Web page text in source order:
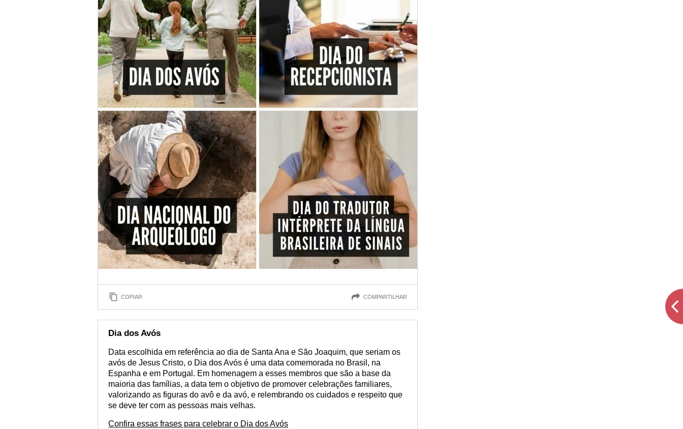
COPIAR COMPARTILHAR
Dia dos Avós
Data escolhida em referência ao dia de Santa Ana e São Joaquim, que seriam os
avós de Jesus Cristo, o Dia dos Avós é uma data comemorada no Brasil, na
Espanha e em Portugal. Em homenagem a esses membros que são a base da
maioria das famílias, a data tem o objetivo de promover celebrações familiares,
valorizando as figuras do avô e da avó, e relembrando os cuidados e respeito que
se deve ter com as pessoas mais velhas.
Confira essas frases para celebrar o Dia dos Avós